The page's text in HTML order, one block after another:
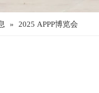
» 2025 APPP博览会